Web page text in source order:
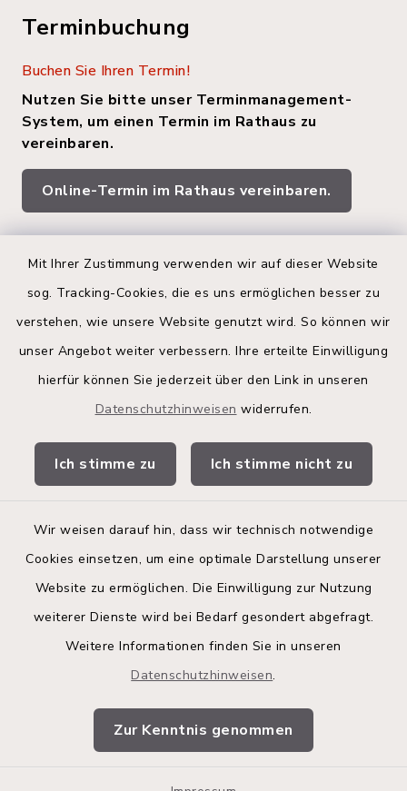
Mit Ihrer Zustimmung verwenden wir auf dieser Website
sog. Tracking-Cookies, die es uns ermöglichen besser zu
verstehen, wie unsere Website genutzt wird. So können wir
unser Angebot weiter verbessern. Ihre erteilte Einwilligung
hierfür können Sie jederzeit über den Link in unseren
Datenschutzhinweisen widerrufen.
Ich stimme zu Ich stimme nicht zu
Wir weisen darauf hin, dass wir technisch notwendige
Cookies einsetzen, um eine optimale Darstellung unserer
Website zu ermöglichen. Die Einwilligung zur Nutzung
weiterer Dienste wird bei Bedarf gesondert abgefragt.
Weitere Informationen finden Sie in unseren
Datenschutzhinweisen.
Zur Kenntnis genommen
Terminbuchung
Buchen Sie Ihren Termin!
Nutzen Sie bitte unser Terminmanagement-
System, um einen Termin im Rathaus zu
vereinbaren.
Online-Termin im Rathaus vereinbaren.
Quicklinks
Land Schleswig-Holstein
Kita-Portal
Bürgerinformationsbroschüre
Barrierefreiheit
Impressum